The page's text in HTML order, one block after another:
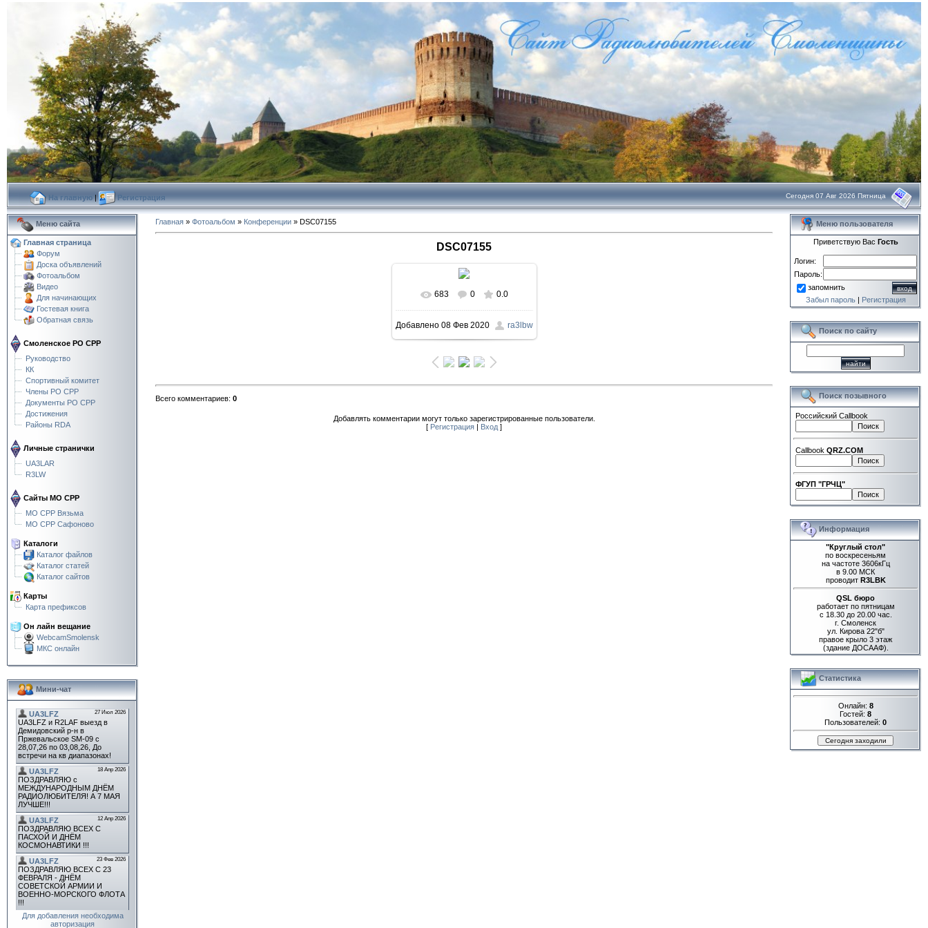
На главную| Регистрация Сегодня 07 Авг 2026 Пятница
Меню сайта
Главная страница
Форум
Доска объявлений
Фотоальбом
Видео
Для начинающих
Гостевая книга
Обратная связь
Смоленское РО СРР
Руководство
КК
Спортивный комитет
Члены РО СРР
Документы РО СРР
Достижения
Районы RDA
Личные странички
UA3LAR
R3LW
Сайты МО СРР
МО СРР Вязьма
МО СРР Сафоново
Каталоги
Каталог файлов
Каталог статей
Каталог сайтов
Карты
Карта префиксов
Он лайн вещание
WebcamSmolensk
МКС онлайн
Мини-чат
Для добавления необходима
авторизация
Главная » Фотоальбом » Конференции » DSC07155
DSC07155
683 0 0.0
Добавлено08 Фев 2020 ra3lbw
Всего комментариев: 0
Добавлять комментарии могут только зарегистрированные пользователи.
[ Регистрация Вход]
Меню пользователя
Приветствую Вас Гость
Логин:
Пароль:
запомнить
Забыл пароль| Регистрация
Поиск по сайту
Поиск позывного
Российский Callbook
Callbook QRZ.COM
ФГУП "ГРЧЦ"
Информация
"Круглый стол"
по воскресеньям
на частоте 3606кГц
в 9.00 МСК
проводит R3LBK
QSL бюро
работает по пятницам
с 18.30 до 20.00 час.
г. Смоленск
ул. Кирова 22"б"
правое крыло 3 этаж
(здание ДОСААФ).
Статистика
Онлайн: 8
Гостей: 8
Пользователей: 0